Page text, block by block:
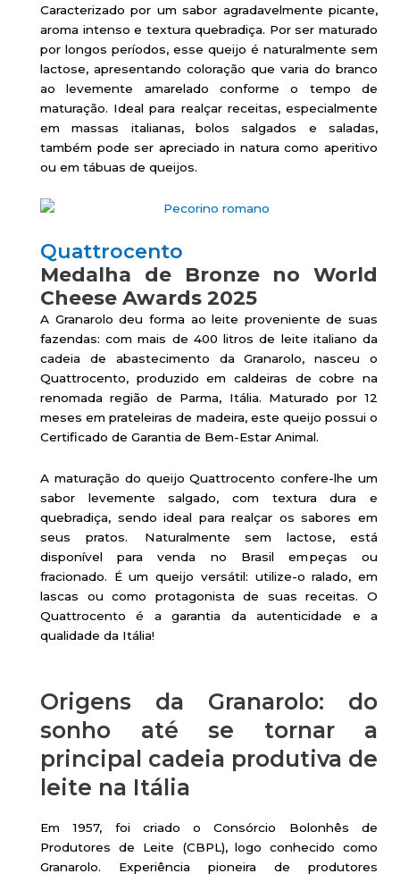
Caracterizado por um sabor agradavelmente picante,
aroma intenso e textura quebradiça. Por ser maturado
por longos períodos, esse queijo é naturalmente sem
lactose, apresentando coloração que varia do branco
ao levemente amarelado conforme o tempo de
maturação. Ideal para realçar receitas, especialmente
em massas italianas, bolos salgados e saladas,
também pode ser apreciado in natura como aperitivo
ou em tábuas de queijos.
Quattrocento
Medalha de Bronze no World
Cheese Awards 2025
A Granarolo deu forma ao leite proveniente de suas
fazendas: com mais de 400 litros de leite italiano da
cadeia de abastecimento da Granarolo, nasceu o
Quattrocento, produzido em caldeiras de cobre na
renomada região de Parma, Itália. Maturado por 12
meses em prateleiras de madeira, este queijo possui o
Certificado de Garantia de Bem-Estar Animal.
A maturação do queijo Quattrocento confere-lhe um
sabor levemente salgado, com textura dura e
quebradiça, sendo ideal para realçar os sabores em
seus pratos. Naturalmente sem lactose, está
disponível para venda no Brasil em peças ou
fracionado. É um queijo versátil: utilize-o ralado, em
lascas ou como protagonista de suas receitas. O
Quattrocento é a garantia da autenticidade e a
qualidade da Itália!
Origens da Granarolo: do
sonho até se tornar a
principal cadeia produtiva de
leite na Itália
Em 1957, foi criado o Consórcio Bolonhês de
Produtores de Leite (CBPL), logo conhecido como
Granarolo. Experiência pioneira de produtores